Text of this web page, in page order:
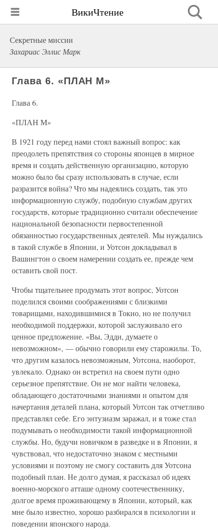
ВикиЧтение
Секретные миссии
Захариас Эллис Марк
Глава 6. «ПЛАН М»
Глава 6.
«ПЛАН М»
В 1921 году перед нами стоял важный вопрос: как
преодолеть препятствия со стороны японцев в мирное
время и создать действенную организацию, которую
можно было бы сразу использовать в случае, если
разразится война? Что мы надеялись создать, так это
информационную службу, подобную службам других
государств, которые традиционно считали обеспечение
национальной безопасности первостепенной
обязанностью государственных деятелей. Мы нуждались
в такой службе в Японии, и Уотсон докладывал в
Вашингтон о своем намерении создать ее, прежде чем
оставить свой пост.
Чтобы тщательнее продумать этот вопрос, Уотсон
поделился своими соображениями с близкими
товарищами, находившимися в Токио, но не получил
необходимой поддержки, которой заслуживало его
ценное предложение. «Вы, Эдди, думаете о
невозможном», — обычно говорили ему старожилы. То,
что другим казалось невозможным, Уотсона, наоборот,
увлекало. Однако он встретил на своем пути одно
серьезное препятствие. Он не мог найти человека,
обладающего достаточными знаниями и опытом для
начертания деталей плана, который Уотсон так отчетливо
представлял себе. Его энтузиазм заражал, и я тоже стал
подумывать о необходимости такой информационной
службы. Но, будучи новичком в разведке и в Японии, я
чувствовал, что недостаточно знаком с местными
условиями и поэтому не смогу составить для Уотсона
подобный план. Не долго думая, я рассказал об идеях
военно-морского атташе одному соотечественнику,
долгое время проживающему в Японии, который, как
мне было известно, хорошо разбирался в психологии и
поведении японского народа.